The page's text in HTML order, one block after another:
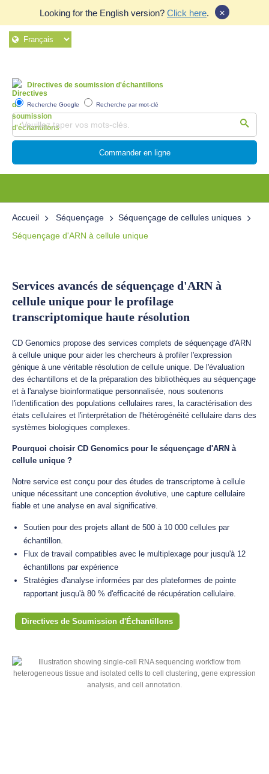
Looking for the English version? Click here. ×
Directives de soumission d'échantillons
Recherche Google Recherche par mot-clé
Commander en ligne
Accueil Séquençage
Séquençage de cellules uniques
Séquençage d'ARN à cellule unique
Services avancés de séquençage d'ARN à
cellule unique pour le profilage
transcriptomique haute résolution
CD Genomics propose des services complets de séquençage d'ARN
à cellule unique pour aider les chercheurs à profiler l'expression
génique à une véritable résolution de cellule unique. De l'évaluation
des échantillons et de la préparation des bibliothèques au séquençage
et à l'analyse bioinformatique personnalisée, nous soutenons
l'identification des populations cellulaires rares, la caractérisation des
états cellulaires et l'interprétation de l'hétérogénéité cellulaire dans des
systèmes biologiques complexes.
Pourquoi choisir CD Genomics pour le séquençage d'ARN à
cellule unique ?
Notre service est conçu pour des études de transcriptome à cellule
unique nécessitant une conception évolutive, une capture cellulaire
fiable et une analyse en aval significative.
Soutien pour des projets allant de 500 à 10 000 cellules par
échantillon.
Flux de travail compatibles avec le multiplexage pour jusqu'à 12
échantillons par expérience
Stratégies d'analyse informées par des plateformes de pointe
rapportant jusqu'à 80 % d'efficacité de récupération cellulaire.
Directives de Soumission d'Échantillons